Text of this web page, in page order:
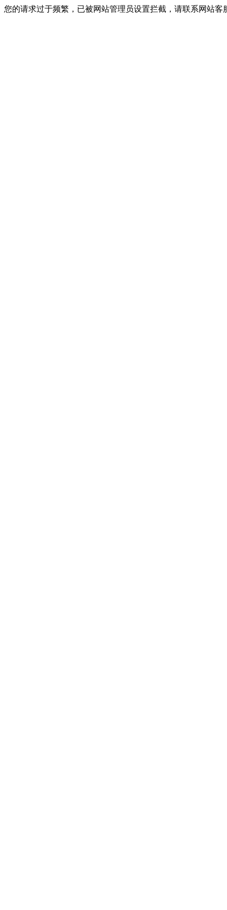
您的请求过于频繁，已被网站管理员设置拦截，请联系网站客